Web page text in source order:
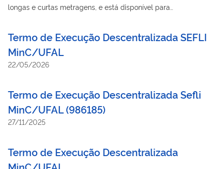
longas e curtas metragens, e está disponível para
Termo de Execução Descentralizada SEFLI
MinC/UFAL
22/05/2026
Termo de Execução Descentralizada Sefli
MinC/UFAL (986185)
27/11/2025
Termo de Execução Descentralizada